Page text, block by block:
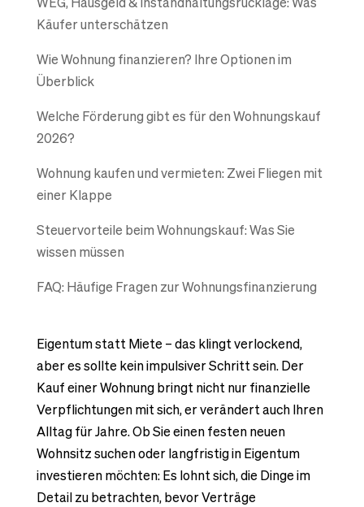
Käufer unterschätzen
Wie Wohnung finanzieren? Ihre Optionen im
Überblick
Welche Förderung gibt es für den Wohnungskauf
2026?
Wohnung kaufen und vermieten: Zwei Fliegen mit
einer Klappe
Steuervorteile beim Wohnungskauf: Was Sie
wissen müssen
FAQ: Häufige Fragen zur Wohnungsfinanzierung
Eigentum statt Miete – das klingt verlockend,
aber es sollte kein impulsiver Schritt sein. Der
Kauf einer Wohnung bringt nicht nur finanzielle
Verpflichtungen mit sich, er verändert auch Ihren
Alltag für Jahre. Ob Sie einen festen neuen
Wohnsitz suchen oder langfristig in Eigentum
investieren möchten: Es lohnt sich, die Dinge im
Detail zu betrachten, bevor Verträge